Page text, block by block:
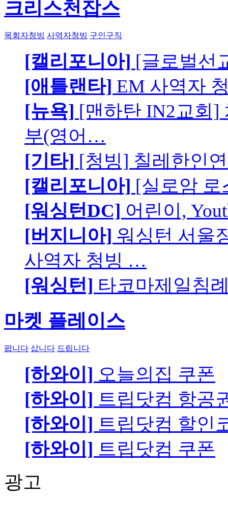
크리스천잡스
목회자청빙 사역자청빙 구인구직
[캘리포니아] [글로벌선
[애틀랜타] EM 사역자
[뉴욕] [맨하탄 IN2교회]
부(영어…
[기타] [청빙] 칠레한인
[캘리포니아] [실로암 로
[워싱턴DC] 어린이,
[버지니아] 워싱턴 서울
사역자 청빙 …
[워싱턴] 타코마제일침
마켓 플레이스
팝니다 삽니다 드립니다
[하와이] 오늘의집 쿠폰
[하와이] 트립닷컴 항공
[하와이] 트립닷컴 할인
[하와이] 트립닷컴 쿠폰
광고